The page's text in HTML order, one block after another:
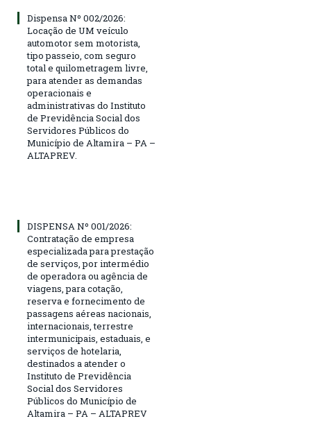
Dispensa Nº 002/2026:
Locação de UM veículo
automotor sem motorista,
tipo passeio, com seguro
total e quilometragem livre,
para atender as demandas
operacionais e
administrativas do Instituto
de Previdência Social dos
Servidores Públicos do
Município de Altamira – PA –
ALTAPREV.
DISPENSA Nº 001/2026:
Contratação de empresa
especializada para prestação
de serviços, por intermédio
de operadora ou agência de
viagens, para cotação,
reserva e fornecimento de
passagens aéreas nacionais,
internacionais, terrestre
intermunicipais, estaduais, e
serviços de hotelaria,
destinados a atender o
Instituto de Previdência
Social dos Servidores
Públicos do Município de
Altamira – PA – ALTAPREV